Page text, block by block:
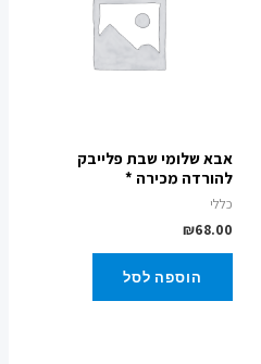
אבא שלומי שבת פלייבק
להורדה מכירה *
כללי
₪68.00
הוספה לסל